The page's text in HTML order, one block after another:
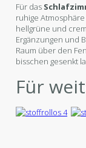
Für das
ruhige
hellgrüne und
Ergänzungen und
Raum über den
bisschen gesenkt
Für